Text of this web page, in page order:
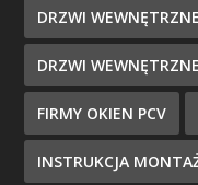
DRZWI
DRZWI
FIRMY OKIEN PCV
INSTRUKCJA